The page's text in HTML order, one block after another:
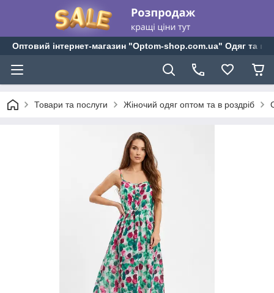
Оптовий інтернет-магазин "Optom-shop.com.ua" Одяг та
Товари та послуги Жіночий одяг оптом та в роздріб